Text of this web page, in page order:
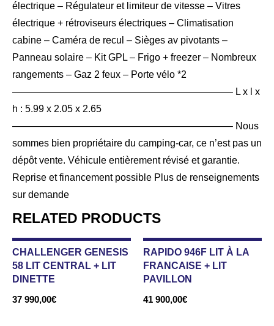
électrique – Régulateur et limiteur de vitesse – Vitres
électrique + rétroviseurs électriques – Climatisation
cabine – Caméra de recul – Sièges av pivotants –
Panneau solaire – Kit GPL – Frigo + freezer – Nombreux
rangements – Gaz 2 feux – Porte vélo *2
——————————————————————– L x l x
h : 5.99 x 2.05 x 2.65
——————————————————————– Nous
sommes bien propriétaire du camping-car, ce n’est pas un
dépôt vente. Véhicule entièrement révisé et garantie.
Reprise et financement possible Plus de renseignements
sur demande
RELATED PRODUCTS
CHALLENGER GENESIS
58 LIT CENTRAL + LIT
DINETTE
37 990,00€
RAPIDO 946F LIT À LA
FRANCAISE + LIT
PAVILLON
41 900,00€